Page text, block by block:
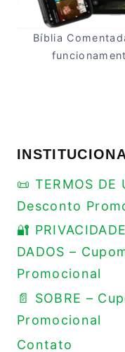
Bíblia
📜 TERMOS DE
Desconto
🔐
DADOS –
Promocional
📄 SOBRE –
Promocional
Contato